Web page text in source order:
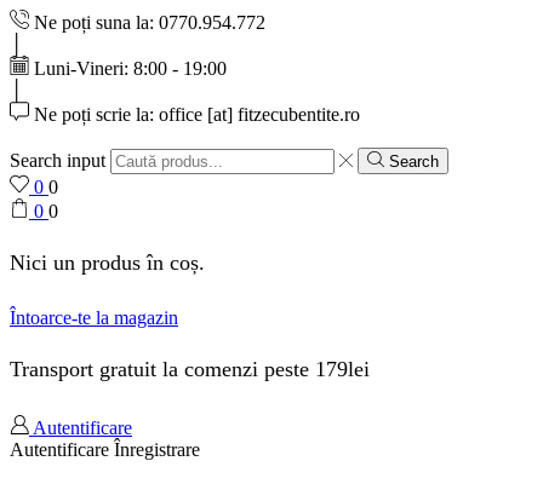
Ne poți suna la: 0770.954.772
Luni-Vineri: 8:00 - 19:00
Ne poți scrie la: office [at] fitzecubentite.ro
Search input Search
0 0
0 0
Nici un produs în coș.
Întoarce-te la magazin
Transport gratuit la comenzi peste 179lei
Autentificare
Autentificare Înregistrare